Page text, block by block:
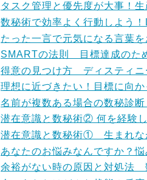
タスク管理と優先度が大事！
数秘術で効率よく行動しよう！
たった一言で元気になる言葉
SMARTの法則 目標達成のた
得意の見つけ方 ディスティニ
理想に近づきたい！目標に向
名前が複数ある場合の数秘診
潜在意識と数秘術② 何を経験
潜在意識と数秘術① 生まれな
あなたのお悩みなんですか？
余裕がない時の原因と対処法